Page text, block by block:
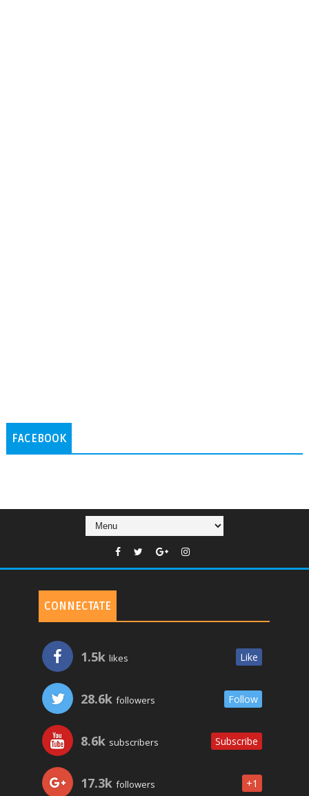
FACEBOOK
CONNECTATE
1.5k likes Like
28.6k followers Follow
8.6k subscribers Subscribe
17.3k followers +1